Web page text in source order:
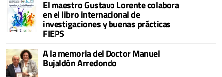
El maestro Gustavo Lorente colabora
en el libro internacional de
investigaciones y buenas prácticas
FIEPS
A la memoria del Doctor Manuel
Bujaldón Arredondo